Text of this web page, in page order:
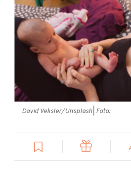
David Veksler/Unsplash | Foto: